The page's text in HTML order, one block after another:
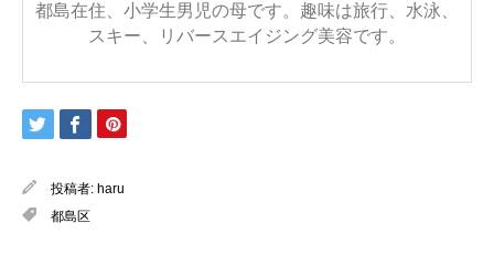
都島在住、小学生男児の母です。趣味は旅行、水泳、
スキー、リバースエイジング美容です。
投稿者: haru
都島区